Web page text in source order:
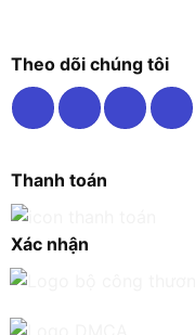
Theo dõi chúng tôi
Thanh toán
Xác nhận